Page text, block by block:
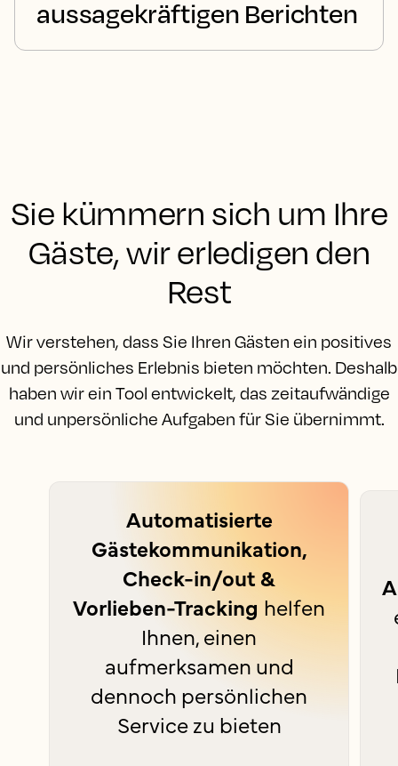
aussagekräftigen Berichten
Sie kümmern sich um Ihre
Gäste, wir erledigen den
Rest
Wir verstehen, dass Sie Ihren Gästen ein positives
und persönliches Erlebnis bieten möchten. Deshalb
haben wir ein Tool entwickelt, das zeitaufwändige
und unpersönliche Aufgaben für Sie übernimmt.
Automatisierte
Gästekommunikation,
Check-in/out &
Vorlieben-Tracking helfen
Ihnen, einen
aufmerksamen und
dennoch persönlichen
Service zu bieten